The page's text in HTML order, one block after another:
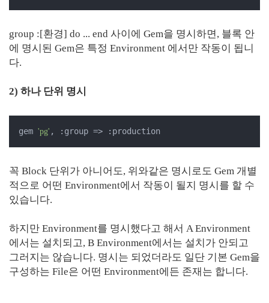
group :[환경] do ... end 사이에 Gem을 명시하면, 블록 안
에 명시된 Gem은 특정 Environment 에서만 작동이 됩니
다.
2) 하나 단위 명시
gem 'pg' , :group => :production
꼭 Block 단위가 아니어도, 위와같은 명시로도 Gem 개별
적으로 어떤 Environment에서 작동이 될지 명시를 할 수
있습니다.
하지만 Environment를 명시했다고 해서 A Environment
에서는 설치되고, B Environment에서는 설치가 안되고
그러지는 않습니다. 명시는 되었더라도 일단 기본 Gem을
구성하는 File은 어떤 Environment에든 존재는 합니다.